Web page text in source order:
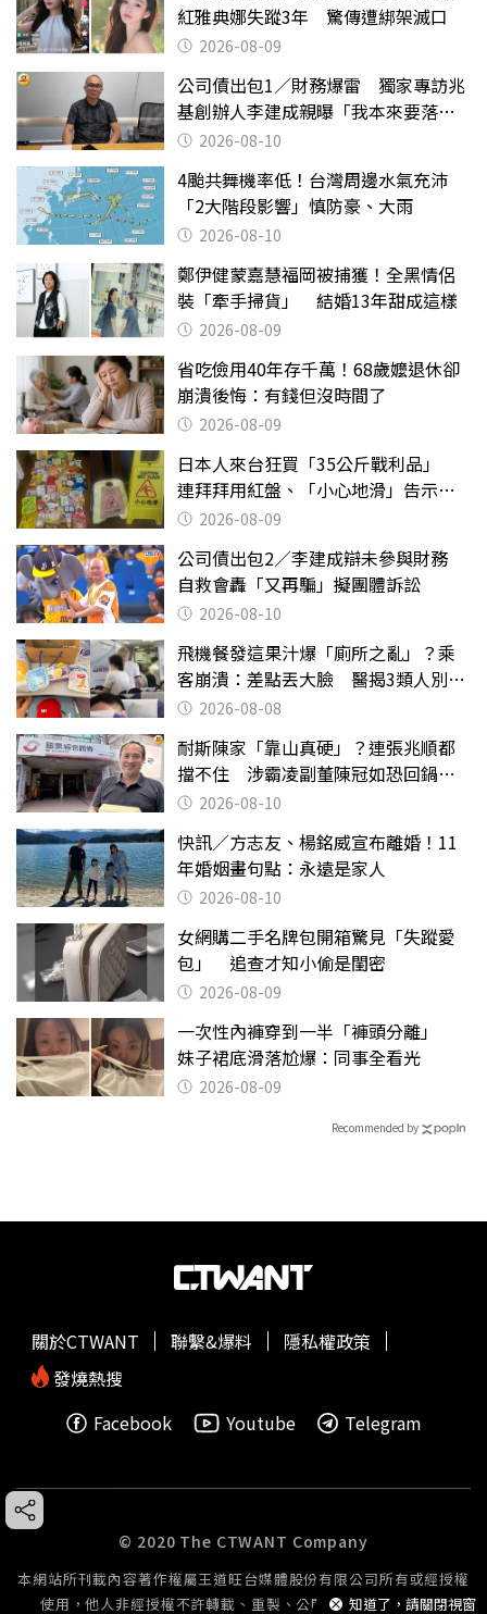
紅雅典娜失蹤3年 驚傳遭綁架滅口
2026-08-09
公司債出包1／財務爆雷 獨家專訪兆
基創辦人李建成親曝「我本來要落
跑」2026-08-10
4颱共舞機率低！台灣周邊水氣充沛
「2大階段影響」慎防豪、大雨
2026-08-10
鄭伊健蒙嘉慧福岡被捕獲！全黑情侶
裝「牽手掃貨」 結婚13年甜成這樣
2026-08-09
省吃儉用40年存千萬！68歲嬤退休卻
崩潰後悔：有錢但沒時間了
2026-08-09
日本人來台狂買「35公斤戰利品」
連拜拜用紅盤、「小心地滑」告示牌
也帶回家
2026-08-09
公司債出包2／李建成辯未參與財務
自救會轟「又再騙」擬團體訴訟
2026-08-10
飛機餐發這果汁爆「廁所之亂」？乘
客崩潰：差點丟大臉 醫揭3類人別亂
喝 2026-08-08
耐斯陳家「靠山真硬」？連張兆順都
擋不住 涉霸凌副董陳冠如恐回鍋國
票證2026-08-10
快訊／方志友、楊銘威宣布離婚！11
年婚姻畫句點：永遠是家人
2026-08-10
女網購二手名牌包開箱驚見「失蹤愛
包」 追查才知小偷是閨密
2026-08-09
一次性內褲穿到一半「褲頭分離」
妹子裙底滑落尬爆：同事全看光
2026-08-09
Recommended by
知道了，請關閉視窗
關於CTWANT 聯繫&爆料
隱私權政策
發燒熱搜
Facebook
Youtube Telegram
© 2020 The CTWANT Company
本網站所刊載內容著作權屬王道旺台媒體股份有限公司所有或經授權
使用，他人非經授權不許轉載、重製、公開播送或公開傳輸。